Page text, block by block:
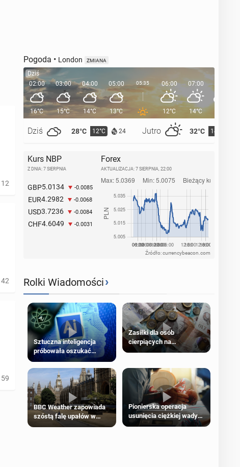
12
42
59
Pogoda • London ZMIANA
Dziś
02:00
16°C
Dziś 28°C 12°C 24 Jutro 32°C 14°C
03:00
15°C
04:00
14°C
05:00
13°C
05:35 06:00
12°C
07:00
14°C
08:00
Kurs NBP
Z DNIA: 7 SIERPNIA
GBP5.0134 -0.0085
EUR4.2982 -0.0068
USD3.7236 -0.0084
CHF4.6049 -0.0031
Forex
AKTUALIZACJA: 7 SIERPNIA, 22:00
Źródło: currencybeacon.com
Rolki Wiadomości›
Sztuczna inteligencja
próbowała oszukać
człowieka
Zasiłki dla osób
cierpiących na
schorzenia psychiczne
BBC Weather zapowiada
szóstą falę upałów w
Londynie
Pionierska operacja
usunięcia ciężkiej wady
wrodzonej płodu w łonie